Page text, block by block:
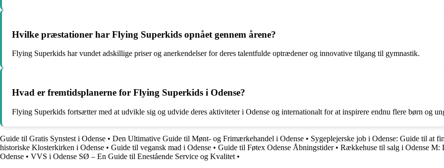
Hvilke præstationer har Flying Superkids opnået gennem årene?
Flying Superkids har vundet adskillige priser og anerkendelser for deres talentfulde optrædener og innovative tilgang til gymnastik.
Hvad er fremtidsplanerne for Flying Superkids i Odense?
Flying Superkids fortsætter med at udvikle sig og udvide deres aktiviteter i Odense og internationalt for at inspirere endnu flere børn og
Guide til Gratis Synstest i Odense • Den Ultimative Guide til Mønt- og Frimærkehandel i Odense • Sygeplejerske job i Odense: Guide til at
historiske Klosterkirken i Odense • Guide til vegansk mad i Odense • Guide til Føtex Odense Åbningstider• Rækkehuse til salg i Odense M:
Odense • VVS i Odense SØ – En Guide til Enestående Service og Kvalitet •